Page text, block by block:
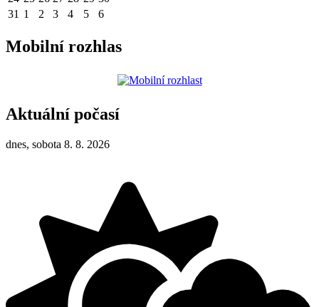
31 1 2 3 4 5 6
Mobilní rozhlas
Aktuální počasí
dnes, sobota 8. 8. 2026